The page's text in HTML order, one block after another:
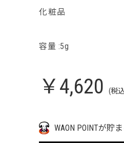
化粧品
容量 :5g
￥4,620 (税
WAON POINTが貯